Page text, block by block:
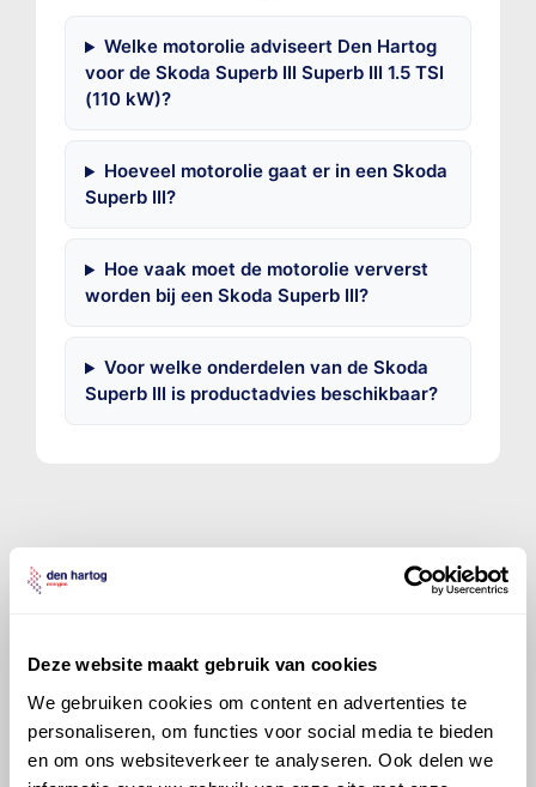
Deze website maakt gebruik van cookies
We gebruiken cookies om content en advertenties te
personaliseren, om functies voor social media te bieden
en om ons websiteverkeer te analyseren. Ook delen we
Welke motorolie adviseert Den Hartog
voor de Skoda Superb III Superb III 1.5 TSI
(110 kW)?
Hoeveel motorolie gaat er in een Skoda
Superb III?
Hoe vaak moet de motorolie ververst
worden bij een Skoda Superb III?
Voor welke onderdelen van de Skoda
Superb III is productadvies beschikbaar?
©Olyslager
Alle rechten voorbehouden. Deze
andere manieren worden overgedragen zonder
voorafgaande schriftelijke toestemming van Olyslager
Organisation B.V. Hoewel alles in het werk is gesteld
om ervoor te zorgen dat deze gegevens zo accuraat
en compleet mogelijk zijn, wordt geen